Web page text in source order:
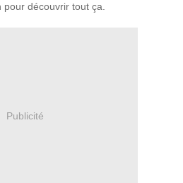
découvrir tout ça.
Publicité